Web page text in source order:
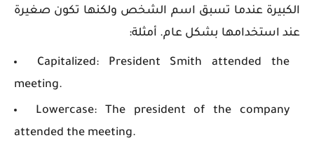
الكبيرة عندما تسبق اسم الشخص ولكنها تكون صغيرة
عند استخدامها بشكل عام. أمثلة:
Capitalized: President Smith attended the
meeting.
Lowercase: The president of the company
attended the meeting.